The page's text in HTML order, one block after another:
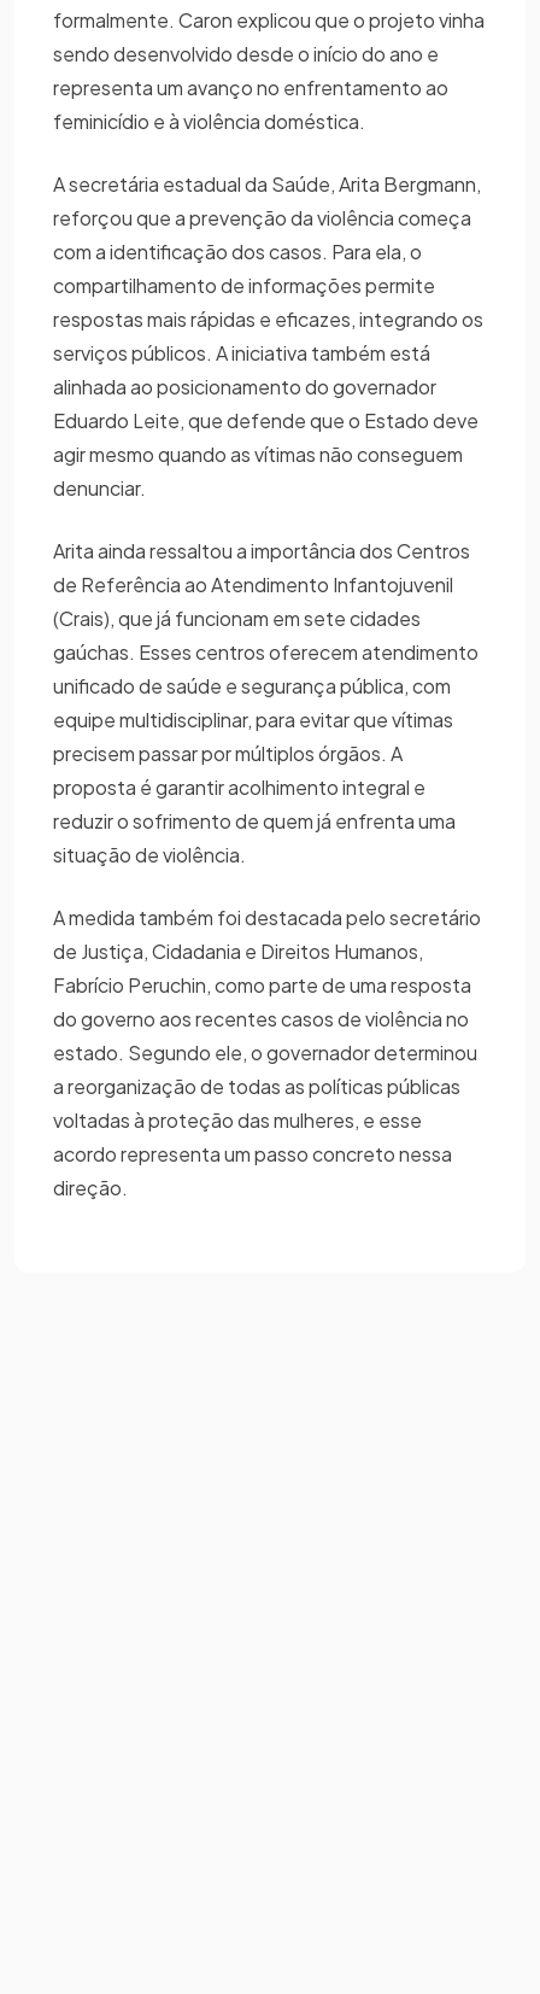
formalmente. Caron explicou que o projeto vinha
sendo desenvolvido desde o início do ano e
representa um avanço no enfrentamento ao
feminicídio e à violência doméstica.
A secretária estadual da Saúde, Arita Bergmann,
reforçou que a prevenção da violência começa
com a identificação dos casos. Para ela, o
compartilhamento de informações permite
respostas mais rápidas e eficazes, integrando os
serviços públicos. A iniciativa também está
alinhada ao posicionamento do governador
Eduardo Leite, que defende que o Estado deve
agir mesmo quando as vítimas não conseguem
denunciar.
Arita ainda ressaltou a importância dos Centros
de Referência ao Atendimento Infantojuvenil
(Crais), que já funcionam em sete cidades
gaúchas. Esses centros oferecem atendimento
unificado de saúde e segurança pública, com
equipe multidisciplinar, para evitar que vítimas
precisem passar por múltiplos órgãos. A
proposta é garantir acolhimento integral e
reduzir o sofrimento de quem já enfrenta uma
situação de violência.
A medida também foi destacada pelo secretário
de Justiça, Cidadania e Direitos Humanos,
Fabrício Peruchin, como parte de uma resposta
do governo aos recentes casos de violência no
estado. Segundo ele, o governador determinou
a reorganização de todas as políticas públicas
voltadas à proteção das mulheres, e esse
acordo representa um passo concreto nessa
direção.